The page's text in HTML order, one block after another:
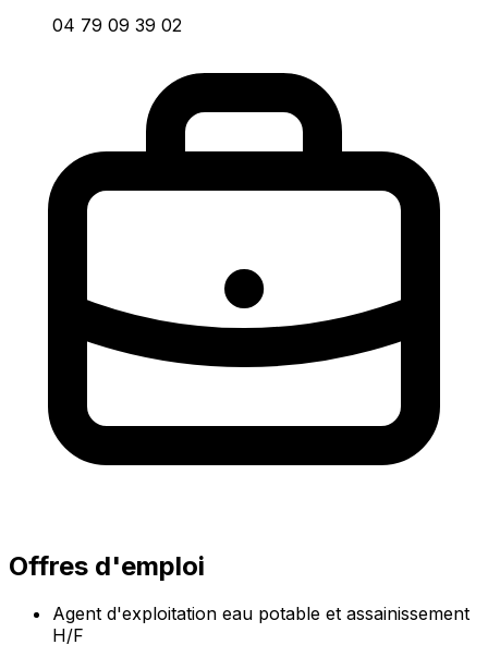
04 79 09 39 02
Offres d'emploi
Agent d'exploitation eau potable et assainissement
H/F